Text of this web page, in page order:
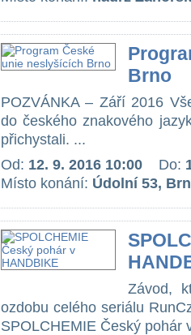
Brno
POZVÁNKA – Září 2016
do českého znakového
přichystali. ...
Od: 12. 9. 2016 10:00 Do:
Místo konání: Údolní 53,
Závod,
ozdobu celého seriálu
SPOLCHEMIE Český pohár